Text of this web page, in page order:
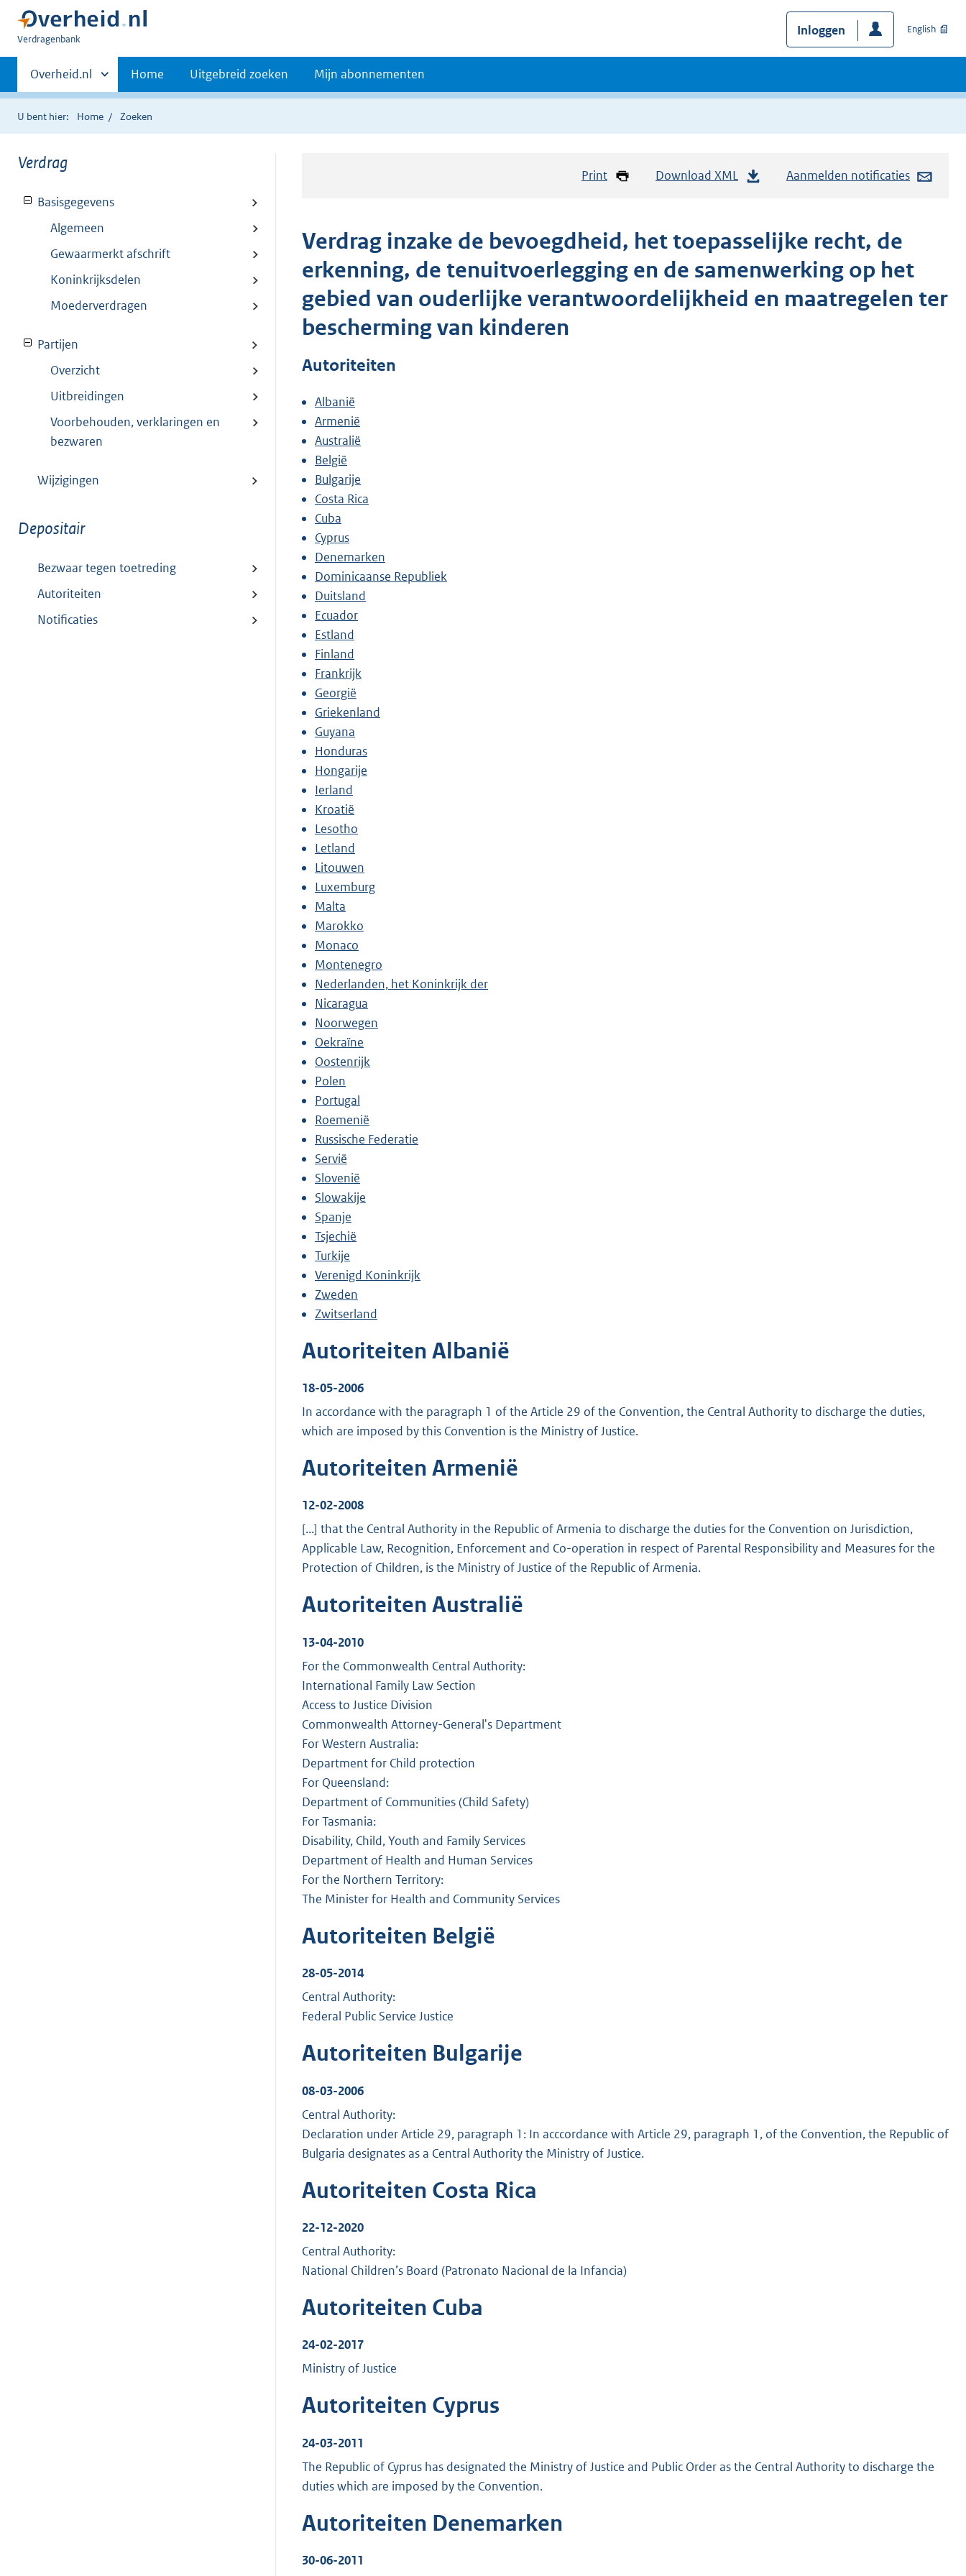
U
hier:
Verdragenbank
Inloggen English
Primaire
navigatie
Andere
sites
binnen
Overheid.nl Home Uitgebreid zoeken Mijn abonnementen
U bent hier: Home Zoeken
Verdrag
Basisgegevens
Algemeen
Gewaarmerkt afschrift
Koninkrijksdelen
Moederverdragen
Partijen
Overzicht
Uitbreidingen
Voorbehouden, verklaringen en
bezwaren
Wijzigingen
Depositair
Bezwaar tegen toetreding
Autoriteiten
Notificaties
Print Download XML Aanmelden notificaties
Verdrag inzake de bevoegdheid, het toepasselijke recht, de
erkenning, de tenuitvoerlegging en de samenwerking op het
gebied van ouderlijke verantwoordelijkheid en maatregelen ter
bescherming van kinderen
Autoriteiten
Albanië
Armenië
Australië
België
Bulgarije
Costa Rica
Cuba
Cyprus
Denemarken
Dominicaanse Republiek
Duitsland
Ecuador
Estland
Finland
Frankrijk
Georgië
Griekenland
Guyana
Honduras
Hongarije
Ierland
Kroatië
Lesotho
Letland
Litouwen
Luxemburg
Malta
Marokko
Monaco
Montenegro
Nederlanden, het Koninkrijk der
Nicaragua
Noorwegen
Oekraïne
Oostenrijk
Polen
Portugal
Roemenië
Russische Federatie
Servië
Slovenië
Slowakije
Spanje
Tsjechië
Turkije
Verenigd Koninkrijk
Zweden
Zwitserland
Autoriteiten Albanië
18-05-2006
In accordance with the paragraph 1 of the Article 29 of the Convention, the Central Authority to discharge the duties,
which are imposed by this Convention is the Ministry of Justice.
Autoriteiten Armenië
12-02-2008
[...] that the Central Authority in the Republic of Armenia to discharge the duties for the Convention on Jurisdiction,
Applicable Law, Recognition, Enforcement and Co-operation in respect of Parental Responsibility and Measures for the
Protection of Children, is the Ministry of Justice of the Republic of Armenia.
Autoriteiten Australië
13-04-2010
For the Commonwealth Central Authority:
International Family Law Section
Access to Justice Division
Commonwealth Attorney-General's Department
For Western Australia:
Department for Child protection
For Queensland:
Department of Communities (Child Safety)
For Tasmania:
Disability, Child, Youth and Family Services
Department of Health and Human Services
For the Northern Territory:
The Minister for Health and Community Services
Autoriteiten België
28-05-2014
Central Authority:
Federal Public Service Justice
Autoriteiten Bulgarije
08-03-2006
Central Authority:
Declaration under Article 29, paragraph 1: In acccordance with Article 29, paragraph 1, of the Convention, the Republic of
Bulgaria designates as a Central Authority the Ministry of Justice.
Autoriteiten Costa Rica
22-12-2020
Central Authority:
National Children’s Board (Patronato Nacional de la Infancia)
Autoriteiten Cuba
24-02-2017
Ministry of Justice
Autoriteiten Cyprus
24-03-2011
The Republic of Cyprus has designated the Ministry of Justice and Public Order as the Central Authority to discharge the
duties which are imposed by the Convention.
Autoriteiten Denemarken
30-06-2011